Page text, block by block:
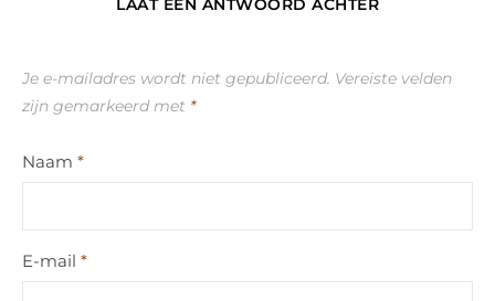
LAAT EEN ANTWOORD ACHTER
Je e-mailadres wordt niet gepubliceerd. Vereiste velden
zijn gemarkeerd met *
Naam *
E-mail *